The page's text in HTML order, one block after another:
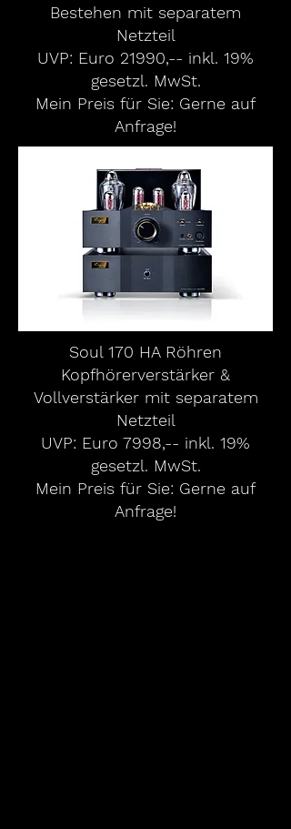
Bestehen mit separatem
Netzteil
UVP: Euro 21990,-- inkl. 19%
gesetzl. MwSt.
Mein Preis für Sie: Gerne auf
Anfrage!
Soul 170 HA Röhren
Kopfhörerverstärker &
Vollverstärker mit separatem
Netzteil
UVP: Euro 7998,-- inkl. 19%
gesetzl. MwSt.
Mein Preis für Sie: Gerne auf
Anfrage!